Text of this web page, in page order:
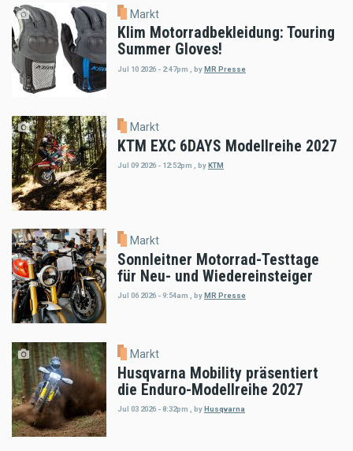
Markt
Klim Motorradbekleidung: Touring
Summer Gloves!
Jul 10 2026 - 2:47pm byMR Presse
Markt
KTM EXC 6DAYS Modellreihe 2027
Jul 09 2026 - 12:52pm , by KTM
Markt
Sonnleitner Motorrad-Testtage
für Neu- und Wiedereinsteiger
Jul 06 2026 - 9:54am byMR Presse
Markt
Husqvarna Mobility präsentiert
die Enduro-Modellreihe 2027
Jul 03 2026 - 8:32pm byHusqvarna